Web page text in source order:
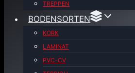
TREPPEN
BODENSORTEN
KORK
LAMINAT
PVC-CV